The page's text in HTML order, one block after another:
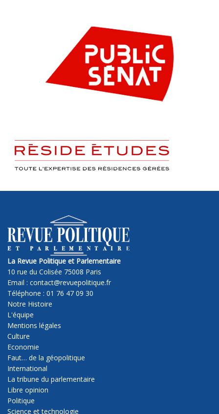
La Revue Politique et Parlementaire
10 rue du Colisée 75008 Paris
Email : contact@revuepolitique.fr
Téléphone : 01 76 47 09 30
Notre Histoire
L'équipe
Mentions légales
Culture
Economie
Faut… de la géopolitique
International
La tribune du parlementaire
Libre opinion
Politique
Science et technologie